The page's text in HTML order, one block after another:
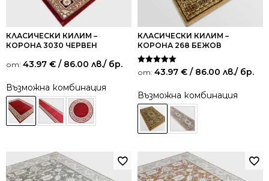
КЛАСИЧЕСКИ КИЛИМ –
КОРОНА 3030 ЧЕРВЕН
от: 43.97 € / 86.00 лв./ бр.
Възможна комбинация
КЛАСИЧЕСКИ КИЛИМ –
КОРОНА 268 БЕЖОВ
Оценено на
5.00
от: 43.97 € / 86.00 лв./ бр.
Възможна комбинация